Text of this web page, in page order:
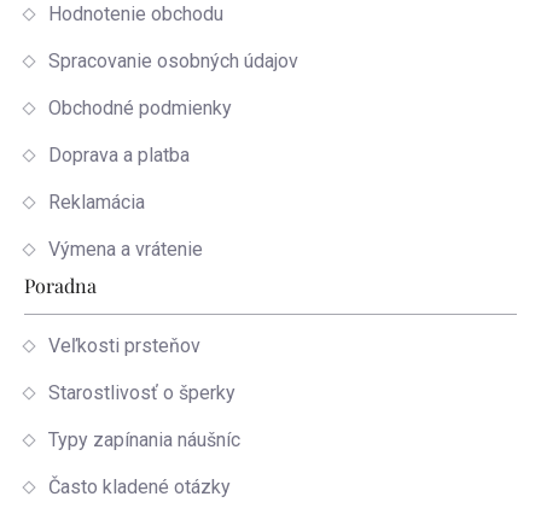
Hodnotenie obchodu
Spracovanie osobných údajov
Obchodné podmienky
Doprava a platba
Reklamácia
Výmena a vrátenie
Poradna
Veľkosti prsteňov
Starostlivosť o šperky
Typy zapínania náušníc
Často kladené otázky